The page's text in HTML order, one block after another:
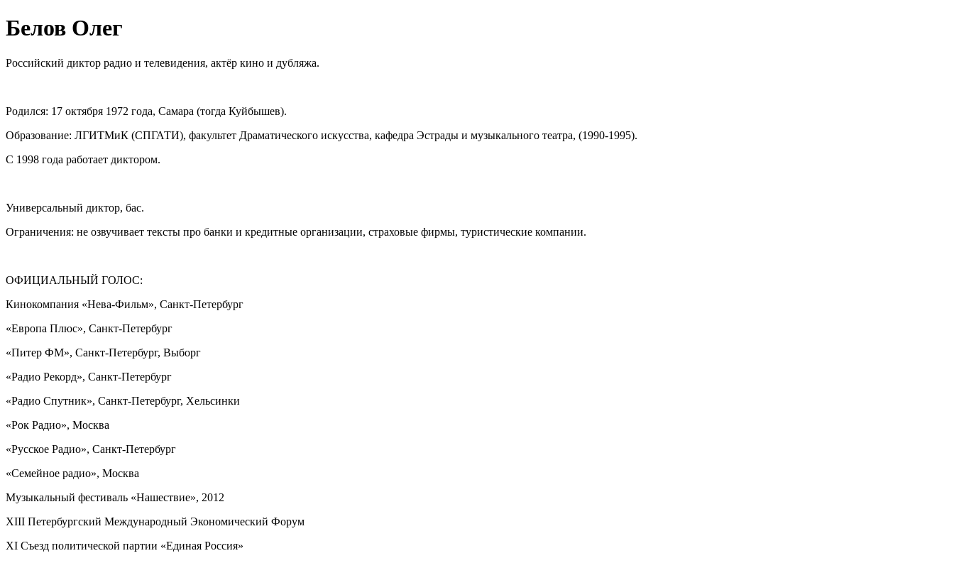
Белов Олег
Российский диктор радио и телевидения, актёр кино и дубляжа.
Родился: 17 октября 1972 года, Самара (тогда Куйбышев).
Образование: ЛГИТМиК (СПГАТИ), факультет Драматического искусства, кафедра Эстрады и музыкального театра, (1990-1995).
С 1998 года работает диктором.
Универсальный диктор, бас.
Ограничения: не озвучивает тексты про банки и кредитные организации, страховые фирмы, туристические компании.
ОФИЦИАЛЬНЫЙ ГОЛОС:
Кинокомпания «Нева-Фильм», Санкт-Петербург
«Европа Плюс», Санкт-Петербург
«Питер ФМ», Санкт-Петербург, Выборг
«Радио Рекорд», Санкт-Петербург
«Радио Спутник», Санкт-Петербург, Хельсинки
«Рок Радио», Москва
«Русское Радио», Санкт-Петербург
«Семейное радио», Москва
Музыкальный фестиваль «Нашествие», 2012
XIII Петербургский Международный Экономический Форум
XI Съезд политической партии «Единая Россия»